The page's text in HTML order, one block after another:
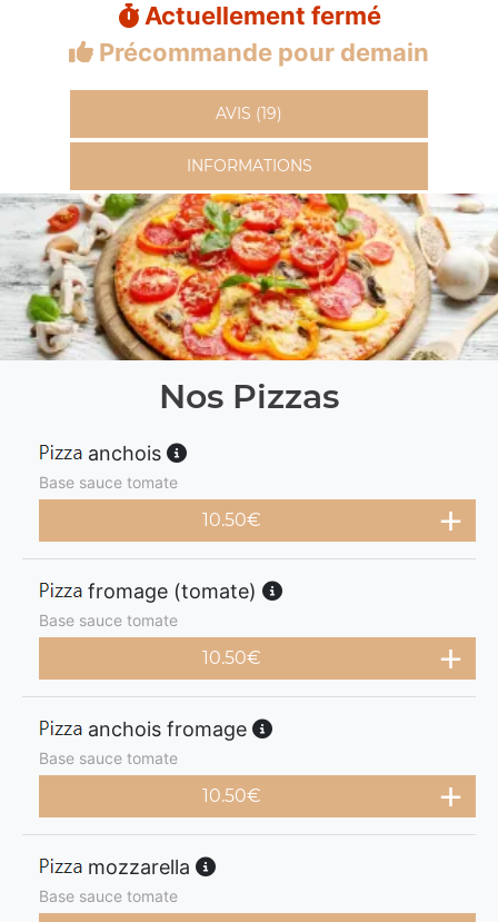
Actuellement fermé
Précommande pour demain
AVIS (19)
INFORMATIONS
Nos Pizzas
anchois
Base sauce tomate
10.50€
fromage (tomate)
Base sauce tomate
10.50€
anchois fromage
Base sauce tomate
10.50€
mozzarella
Base sauce tomate